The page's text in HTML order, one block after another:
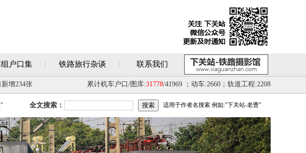
户口集 铁路旅行杂谈 联系我们
增234张 累计机车户口/图库:31778/41969 ；动车:2660；轨道工程:2208
全文搜索： 适用于作者名搜索 例如:"下关站-老曹"